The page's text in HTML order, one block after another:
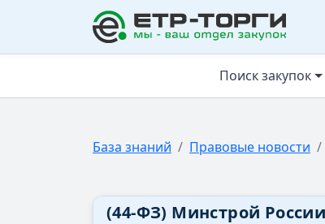
ЕТР-ТОРГИ
Поиск закупок
База знаний Правовые новости
(44-ФЗ) Минстрой